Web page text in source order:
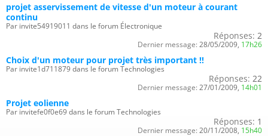
projet asservissement de vitesse d'un moteur à courant
continu
Par invite54919011 dans le forum Électronique
Réponses: 2
Dernier message: 28/05/2009, 17h26
Choix d'un moteur pour projet très important !!
Par invite1d711879 dans le forum Technologies
Réponses: 22
Dernier message: 27/01/2009, 14h01
Projet eolienne
Par invitefe0f0e69 dans le forum Technologies
Réponses: 1
Dernier message: 20/11/2008, 15h40